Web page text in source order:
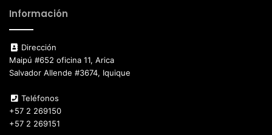
Información
Dirección
Maipú #652 oficina 11, Arica
Salvador Allende #3674, Iquique
Teléfonos
+57 2 269150
+57 2 269151